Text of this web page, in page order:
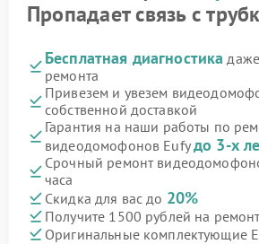
Пропадает связь с
Бесплатная диагностика
ремонта
Привезем и увезем
собственной доставкой
Гарантия на наши работы по
видеодомофонов Eufyдо 3-х
Срочный ремонт
часа
Скидка для вас до 20%
Получите 1500 рублей на
Оригинальные комплектующие